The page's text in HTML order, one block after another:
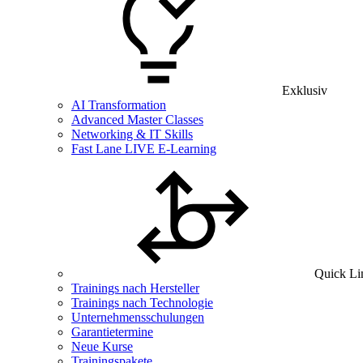
Exklusiv
AI Transformation
Advanced Master Classes
Networking & IT Skills
Fast Lane LIVE E-Learning
Quick
Trainings nach Hersteller
Trainings nach Technologie
Unternehmensschulungen
Garantietermine
Neue Kurse